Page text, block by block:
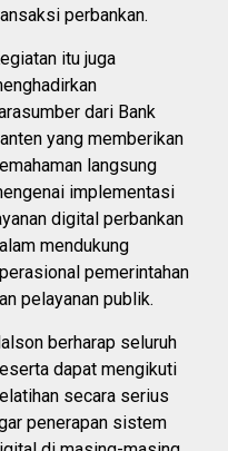
perbankan.
itu juga
dari Bank
yang memberikan
langsung
implementasi
digital perbankan
mendukung
pemerintahan
pelayanan publik.
berharap seluruh
dapat mengikuti
secara serius
penerapan sistem